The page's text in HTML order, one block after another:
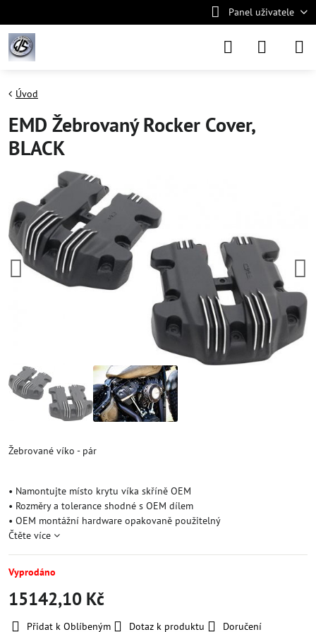
Panel uživatele
Úvod
EMD Žebrovaný Rocker Cover,
BLACK
Žebrované víko - pár
• Namontujte místo krytu víka skříně OEM
• Rozměry a tolerance shodné s OEM dílem
• OEM montážní hardware opakovaně použitelný
Čtěte více
Vyprodáno
15142,10 Kč
Přidat k Oblíbeným Dotaz k produktu Doručení